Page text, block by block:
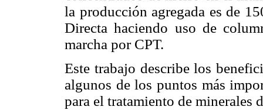
la producción agregada es de
Directa haciendo uso de
marcha por CPT.
Este trabajo describe los
algunos de los puntos más
para el tratamiento de minerales